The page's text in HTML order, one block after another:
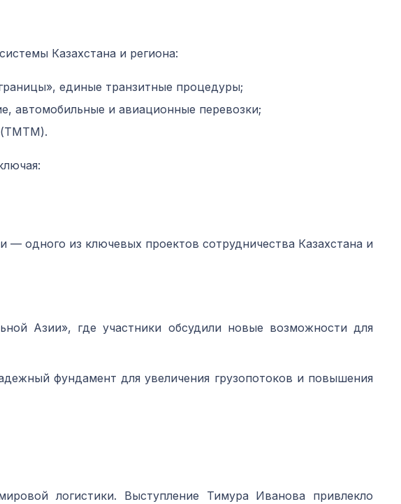
Казахстана и региона:
единые транзитные процедуры;
автомобильные и авиационные перевозки;
(ТМТМ).
— одного из ключевых проектов сотрудничества Казахстана и
Азии», где участники обсудили новые возможности для
фундамент для увеличения грузопотоков и повышения
логистики. Выступление Тимура Иванова привлекло